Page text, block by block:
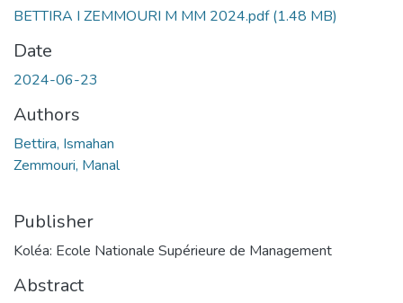
BETTIRA I ZEMMOURI M MM 2024.pdf(1.48 MB)
Date
2024-06-23
Authors
Bettira, Ismahan
Zemmouri, Manal
Publisher
Koléa: Ecole Nationale Supérieure de Management
Abstract